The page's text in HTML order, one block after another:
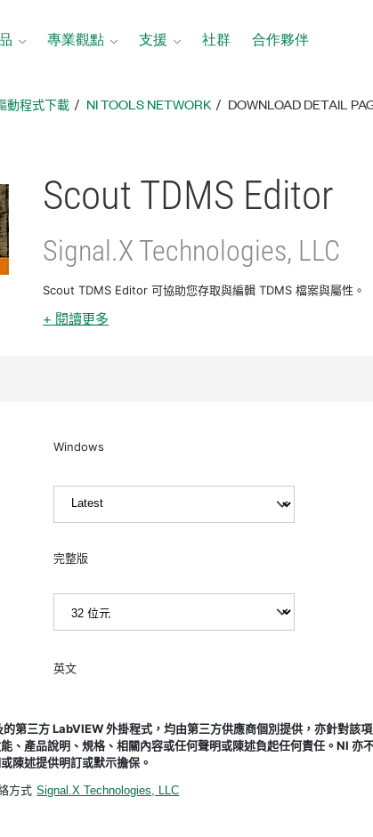
專業觀點 支援 社群 合作夥伴
動程式下載 NI TOOLS NETWORK DOWNLOAD DETAIL
Scout TDMS Editor
Signal.X Technologies, LLC
Scout TDMS Editor 可協助您存取與編輯 TDMS 檔案與屬性。
+ 閱讀更多
Windows
完整版
英文
第三方 LabVIEW 外掛程式，均由第三方供應商個別提供，亦針對該
、產品說明、規格、相關內容或任何聲明或陳述負起任何責任。NI 亦
陳述提供明訂或默示擔保。
方式 Signal.X Technologies, LLC